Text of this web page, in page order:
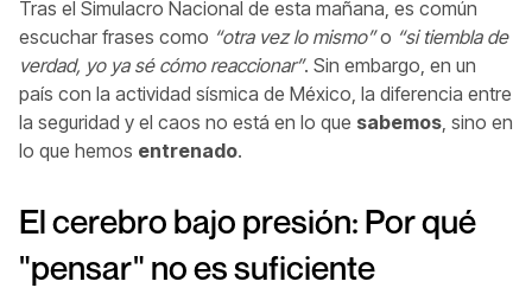
Tras el Simulacro Nacional de esta mañana, es común
escuchar frases como “otra vez lo mismo”o “si tiembla de
verdad, yo ya sé cómo reaccionar”. Sin embargo, en un
país con la actividad sísmica de México, la diferencia entre
la seguridad y el caos no está en lo que sabemos , sino en
lo que hemos entrenado.
El cerebro bajo presión: Por qué
"pensar" no es suficiente